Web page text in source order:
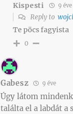
Kispesti 9 éve
Reply to
Te pöcs fagyista
0
Gabesz 9 éve
Úgy látom
találta el a labdát a